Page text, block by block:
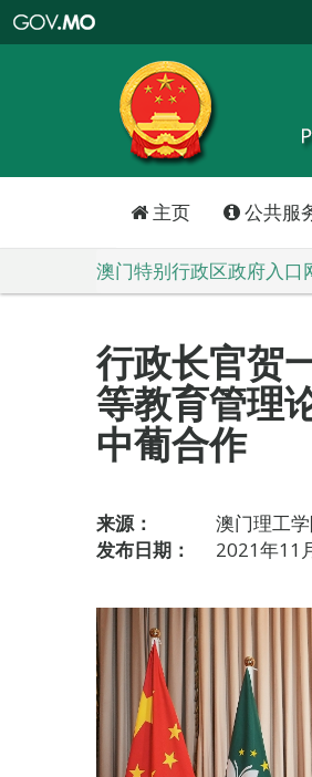
特
政
区
政
口
主页 公共服
澳门特别行政区政府入口
行政长官贺
等教育管理
中葡合作
来源：
澳门理工
发布日期：
2021年11